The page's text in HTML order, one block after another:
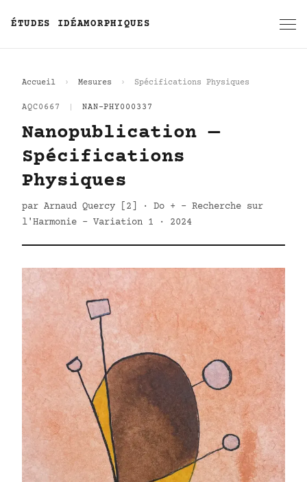
ÉTUDES IDÉAMORPHIQUES
Accueil Mesures Spécifications Physiques
AQC0667 NAN-PHY000337
Nanopublication —
Spécifications
Physiques
par Arnaud Quercy [2] · Do + - Recherche sur
l'Harmonie - Variation 1 · 2024